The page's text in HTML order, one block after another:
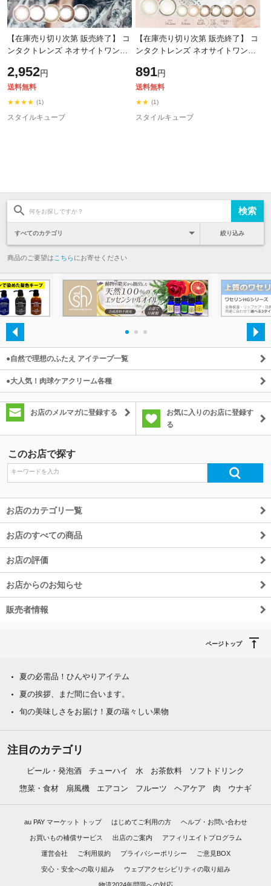
【在庫売り切り次第 販売終了】 コ
ンタクトレンズ ネオサイトワンデ
～-5.00 +lt5+ - 定形外送料無料 -
2,952円
送料無料
★★★★ (1)
スタイルキューブ
【在庫売り切り次第 販売終了】 コ
ンタクトレンズ ネオサイトワンデ
IDC:0204 - 定形外送料無料 -
891円
送料無料
★★ (1)
スタイルキューブ
絞り込み
商品のご要望は こちらにお寄せください
●自然で理想のふたえ アイテープ一覧
●大人気！肉球ケアクリーム各種
お店のメルマガに登録する
お気に入りのお店に登録す
る
このお店で探す
お店のカテゴリ一覧
お店のすべての商品
お店の評価
お店からのお知らせ
販売者情報
ページトップ
夏の必需品！ひんやりアイテム
夏の挨拶、まだ間に合います。
旬の美味しさをお届け！夏の瑞々しい果物
注目のカテゴリ
ビール・発泡酒 チューハイ 水 お茶飲料
ソフトドリンク
惣菜・食材
扇風機 エアコン フルーツ ヘアケア 肉 ウナギ
au PAY マーケット トップ はじめてご利用の方 ヘルプ・お問い合わせ
お買いもの補償サービス 出店のご案内 アフィリエイトプログラム
運営会社 ご利用規約 プライバシーポリシー ご意見BOX
安心・安全への取り組み ウェブアクセシビリティの取り組み